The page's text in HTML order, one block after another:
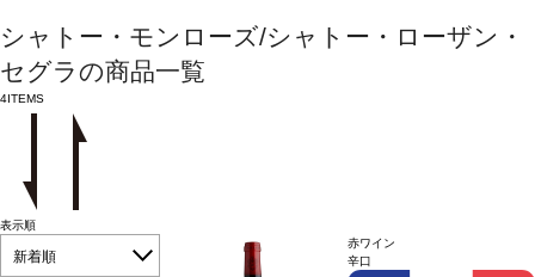
シャトー・モンローズ/シャトー・ローザン・
セグラの商品一覧
4ITEMS
表示順
新着順
赤ワイン
辛口